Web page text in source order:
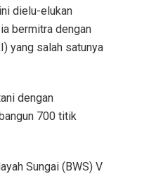
dielu-elukan
bermitra dengan
yang salah satunya
dengan
700 titik
Sungai (BWS) V